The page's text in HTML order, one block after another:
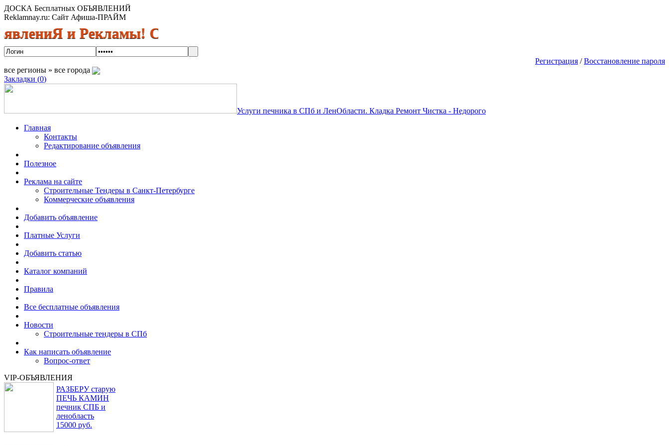
ДОСКА Бесплатных ОБЪЯВЛЕНИЙ
Reklamnay.ru: Сайт Афиша-ПРАЙМ
и Рекламы! Спешите разместить объявление бесплатно! Ты будешь первым! Акции
Регистрация / Восстановление пароля
все регионы » все города
Закладки (0)
Услуги печника в СПб и ЛенОбласти. Кладка Ремонт Чистка - Недорого
Главная
Контакты
Редактирование объявления
Полезное
Реклама на сайте
Строительные Тендеры в Санкт-Петербурге
Коммерческие объявления
Добавить объявление
Платные Услуги
Добавить статью
Каталог компаний
Правила
Все бесплатные объявления
Новости
Строительные тендеры в СПб
Как написать объявление
Вопрос-ответ
VIP-ОБЪЯВЛЕНИЯ
РАЗБЕРУ старую
ПЕЧЬ КАМИН
печник СПБ и
ленобласть
15000 руб.